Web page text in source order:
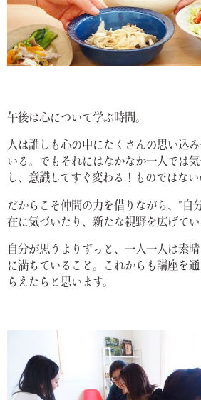
午後は心について学ぶ時間。
人は誰しも心の中にたくさんの思い込
いる。でもそれにはなかなか一人では
し、意識してすぐ変わる！ものではない
だからこそ仲間の力を借りながら、”自
在に気づいたり、新たな視野を広げてい
自分が思うよりずっと、一人一人は素
に満ちていること。これからも講座を
らえたらと思います。